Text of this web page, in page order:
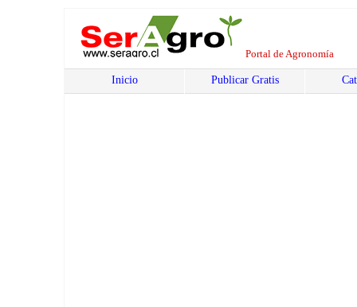
Portal de Agronomía
Inicio Publicar Gratis